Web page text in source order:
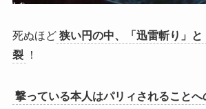
死ぬほど 狭い円の中、「迅雷斬り」
裂
！
撃っている本人はパリィされること